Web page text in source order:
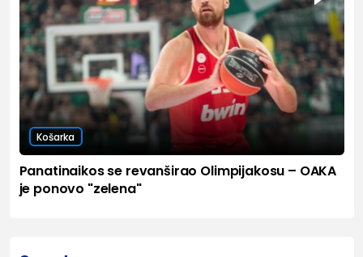
Košarka
Panatinaikos se revanširao Olimpijakosu – OAKA
je ponovo "zelena"